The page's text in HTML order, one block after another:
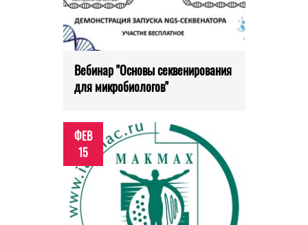
Вебинар "Основы секвенирования
для микробиологов"
ФЕВ
15